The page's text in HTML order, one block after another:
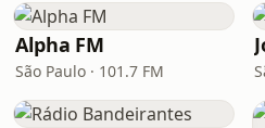
Alpha FM
São Paulo · 101.7 FM